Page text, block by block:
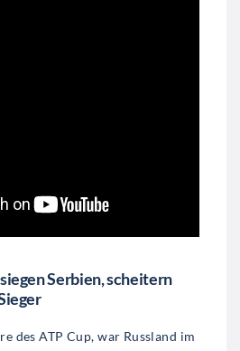
Serbien, scheitern
des ATP Cup, war Russland im